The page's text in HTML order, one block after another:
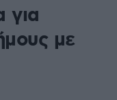
για
με